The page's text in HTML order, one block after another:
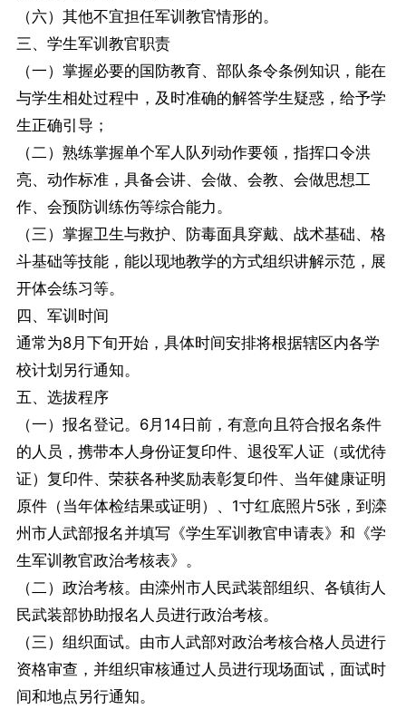
（六）其他不宜担任军训教官情形的。
三、学生军训教官职责
（一）掌握必要的国防教育、部队条令条例知识，能在
与学生相处过程中，及时准确的解答学生疑惑，给予学
生正确引导；
（二）熟练掌握单个军人队列动作要领，指挥口令洪
亮、动作标准，具备会讲、会做、会教、会做思想工
作、会预防训练伤等综合能力。
（三）掌握卫生与救护、防毒面具穿戴、战术基础、格
斗基础等技能，能以现地教学的方式组织讲解示范，展
开体会练习等。
四、军训时间
通常为8月下旬开始，具体时间安排将根据辖区内各学
校计划另行通知。
五、选拔程序
（一）报名登记。6月14日前，有意向且符合报名条件
的人员，携带本人身份证复印件、退役军人证（或优待
证）复印件、荣获各种奖励表彰复印件、当年健康证明
原件（当年体检结果或证明）、1寸红底照片5张，到滦
州市人武部报名并填写《学生军训教官申请表》和《学
生军训教官政治考核表》。
（二）政治考核。由滦州市人民武装部组织、各镇街人
民武装部协助报名人员进行政治考核。
（三）组织面试。由市人武部对政治考核合格人员进行
资格审查，并组织审核通过人员进行现场面试，面试时
间和地点另行通知。